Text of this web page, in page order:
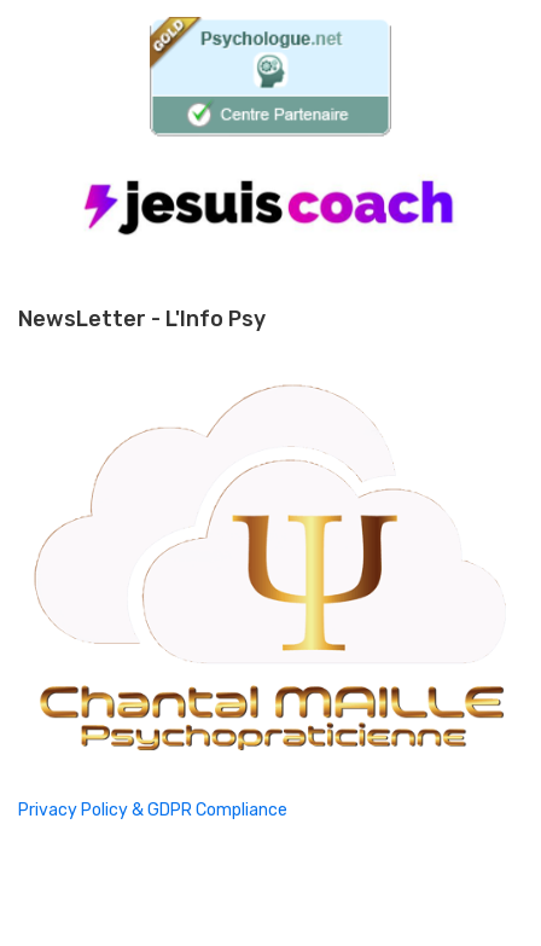
NewsLetter - L'Info Psy
Privacy Policy & GDPR Compliance